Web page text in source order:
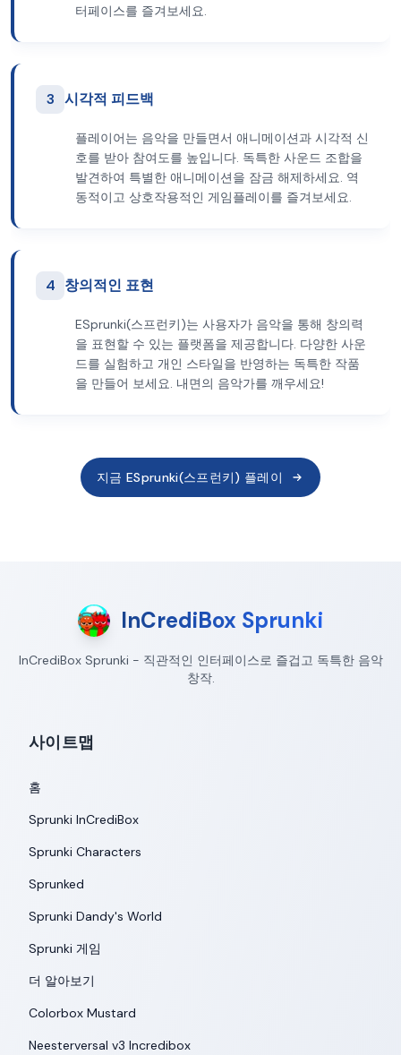
터페이스를 즐겨보세요.
3 시각적 피드백
플레이어는 음악을 만들면서 애니메이션과 시각적 신
호를 받아 참여도를 높입니다. 독특한 사운드 조합을
발견하여 특별한 애니메이션을 잠금 해제하세요. 역
동적이고 상호작용적인 게임플레이를 즐겨보세요.
4 창의적인 표현
ESprunki(스프런키)는 사용자가 음악을 통해 창의력
을 표현할 수 있는 플랫폼을 제공합니다. 다양한 사운
드를 실험하고 개인 스타일을 반영하는 독특한 작품
을 만들어 보세요. 내면의 음악가를 깨우세요!
지금 ESprunki(스프런키) 플레이
InCrediBox Sprunki
InCrediBox Sprunki - 직관적인 인터페이스로 즐겁고 독특한 음악
창작.
사이트맵
홈
Sprunki InCrediBox
Sprunki Characters
Sprunked
Sprunki Dandy's World
Sprunki 게임
더 알아보기
Colorbox Mustard
Neesterversal v3 Incredibox